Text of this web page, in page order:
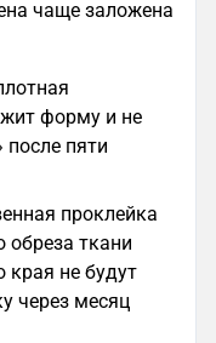
чаще заложена
форму и не
после пяти
проклейка
обреза ткани
края не будут
через месяц